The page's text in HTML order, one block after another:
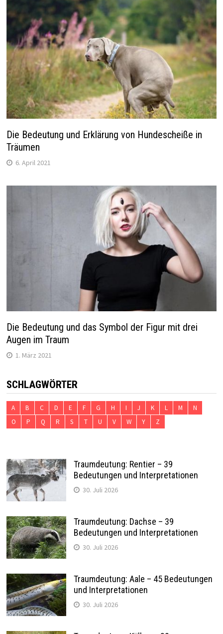
Die Bedeutung und Erklärung von Hundescheiße in
Träumen
6. April 2021
Die Bedeutung und das Symbol der Figur mit drei
Augen im Traum
1. März 2021
SCHLAGWÖRTER
A B C D E F G H I J K L M
N
O
P Q R S T U V W Y Z
Traumdeutung: Rentier – 39
Bedeutungen und Interpretationen
30. Juli 2026
Traumdeutung: Dachse – 39
Bedeutungen und Interpretationen
30. Juli 2026
Traumdeutung: Aale – 45 Bedeutungen
und Interpretationen
30. Juli 2026